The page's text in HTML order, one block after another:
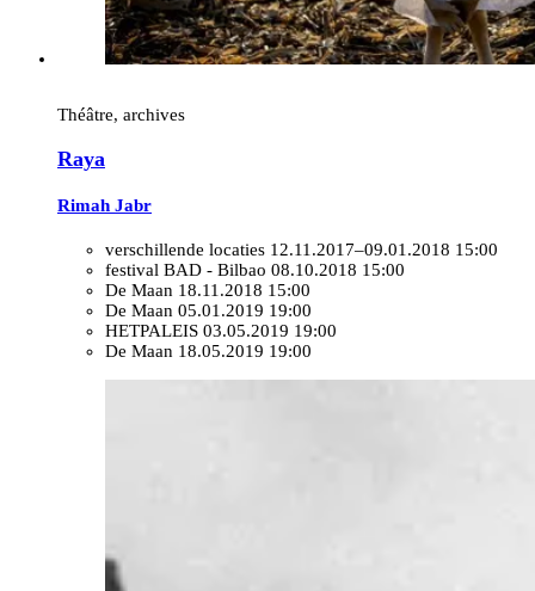
Théâtre, archives
Raya
Rimah Jabr
verschillende locaties 12.11.2017–09.01.2018 15:00
festival BAD - Bilbao 08.10.2018 15:00
De Maan 18.11.2018 15:00
De Maan 05.01.2019 19:00
HETPALEIS 03.05.2019 19:00
De Maan 18.05.2019 19:00